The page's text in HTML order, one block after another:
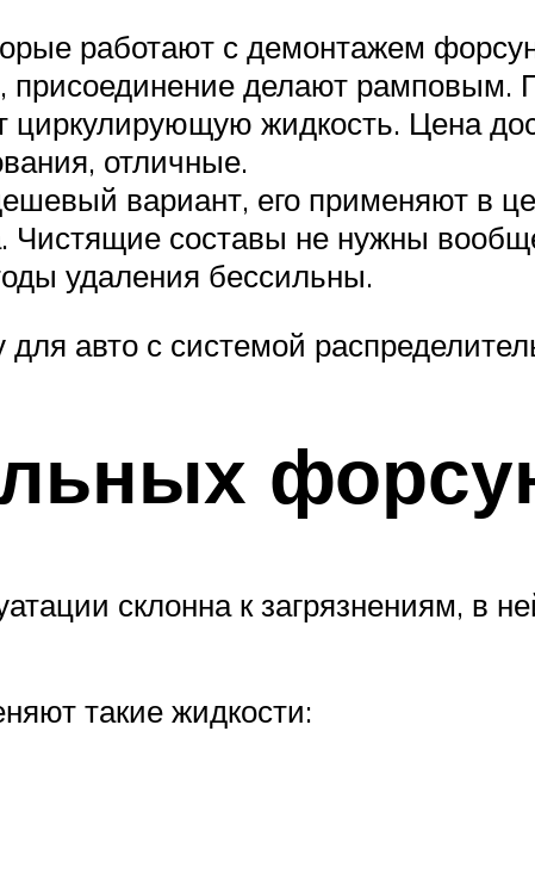
работают с демонтажем
присоединение делают рамповым.
жидкость. Цена
отличные.
вариант, его применяют в
Чистящие составы не нужны
удаления бессильны.
авто с системой
склонна к загрязнениям, в
такие жидкости: